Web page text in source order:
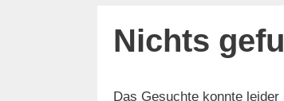
Nichts
Das Gesuchte konnte